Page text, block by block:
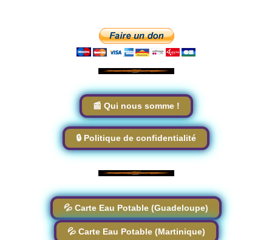
📰 Qui nous somme !
🔒 Politique de confidentialité
💦 Carte Eau Potable (Guadeloupe)
💦 Carte Eau Potable (Martinique)